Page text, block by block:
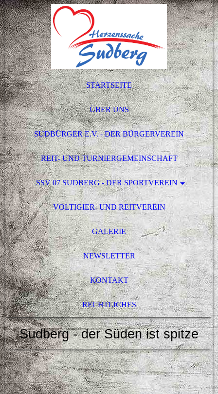
STARTSEITE
ÜBER UNS
SUDBÜRGER E.V. - DER BÜRGERVEREIN
REIT- UND TURNIERGEMEINSCHAFT
SSV 07 SUDBERG - DER SPORTVEREIN
VOLTIGIER- UND REITVEREIN
GALERIE
NEWSLETTER
KONTAKT
RECHTLICHES
Sudberg - der Süden ist spitze